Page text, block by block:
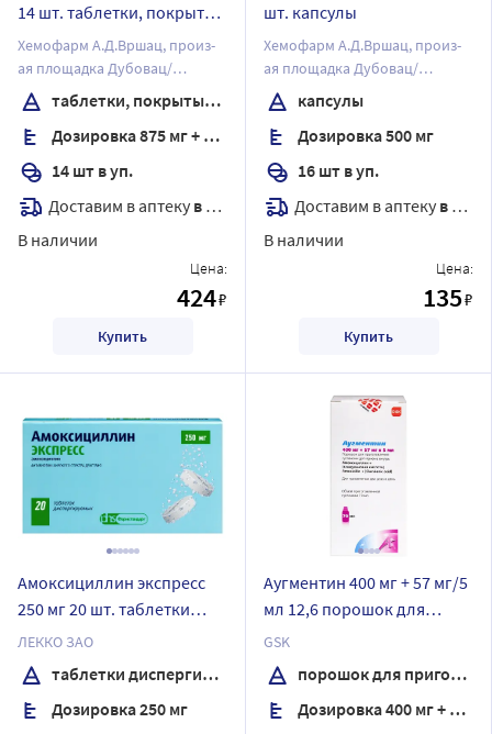
14 шт. таблетки, покрытые
пленочной оболочкой
Хемофарм А.Д.Вршац, произ-
ая площадка Дубовац/
Хемофарм А.Д.
таблетки, покрытые пленочной оболочкой
Дозировка 875 мг + 125 мг
14 шт в уп.
Доставим в аптеку в течение 7 дней
В наличии
Цена:
424₽
Купить
шт. капсулы
Хемофарм А.Д.Вршац, произ-
ая площадка Дубовац/
Хемофарм А.Д.
капсулы
Дозировка 500 мг
16 шт в уп.
Доставим в аптеку в течение 7 дней
В наличии
Цена:
135₽
Купить
Амоксициллин экспресс
250 мг 20 шт. таблетки
диспергируемые
ЛЕККО ЗАО
таблетки диспергируемые
Дозировка 250 мг
Аугментин 400 мг + 57 мг/5
мл 12,6 порошок для
приготовления суспензии
для приема внутрь
GSK
порошок для приготовления суспензии для приема внутрь
Дозировка 400 мг + 57 мг/5 мл